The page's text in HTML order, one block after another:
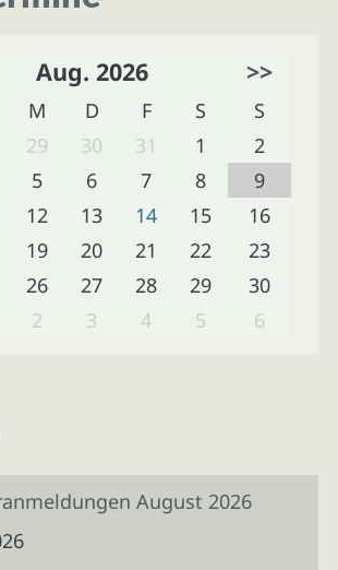
Aug. 2026 >>
M D F S
S
29 30 31 1
2
5 6 7 8
9
12 13 14 15
16
19 20 21 22
23
26 27 28 29
30
2 3 4 5 6
August 2026